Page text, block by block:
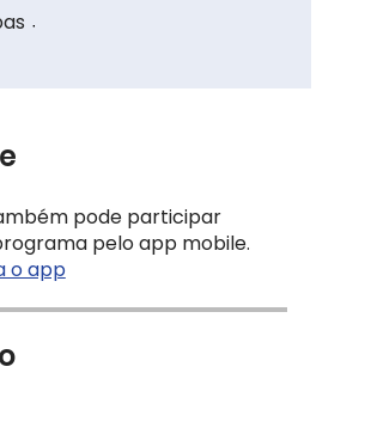
pode participar
pelo app mobile.
o app